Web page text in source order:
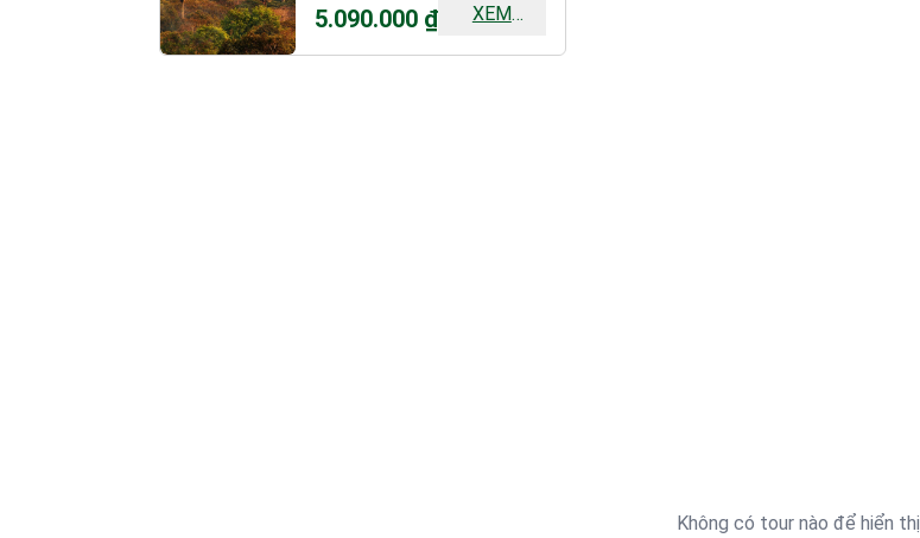
5.090.000 ₫
XEM
Không có tour nào để hiển thị